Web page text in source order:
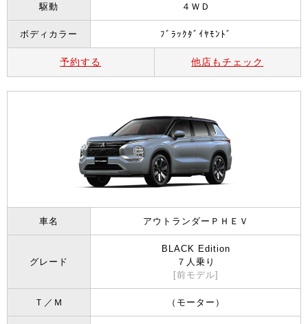
駆動 ４ＷＤ
ボディカラー ﾌﾞﾗｯｸﾀﾞｲﾔﾓﾝﾄﾞ
予約する 他店もチェック
車名 アウトランダーＰＨＥＶ
グレード
BLACK Edition
７人乗り
[前モデル]
Ｔ／Ｍ （モーター）